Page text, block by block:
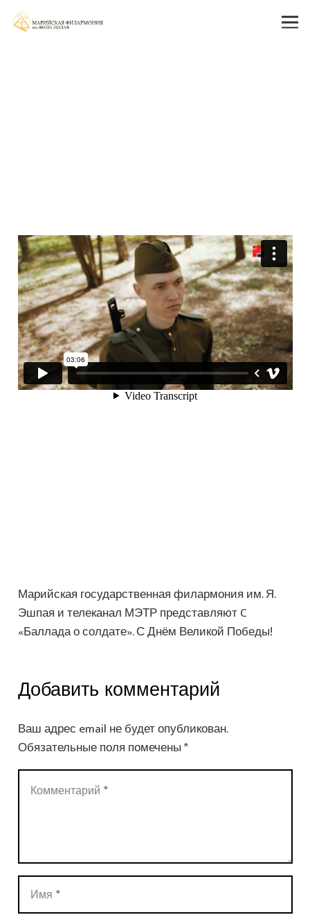
Марийская государственная филармония им. Я.
Эшпая и телеканал МЭТР представляют C
«Баллада о солдате». С Днём Великой Победы!
Добавить комментарий
Ваш адрес email не будет опубликован.
Обязательные поля помечены*